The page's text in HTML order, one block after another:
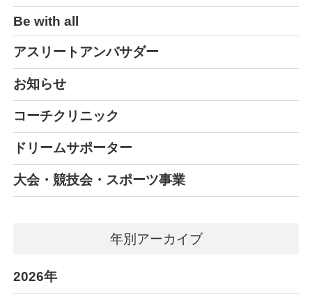
Be with all
アスリートアンバサダー
お知らせ
コーチクリニック
ドリームサポーター
大会・競技会・スポーツ事業
年別アーカイブ
2026年